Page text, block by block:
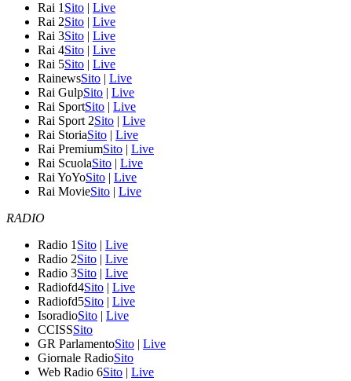
Rai 1 Sito | Live
Rai 2Sito | Live
Rai 3Sito | Live
Rai 4Sito | Live
Rai 5Sito | Live
RainewsSito | Live
Rai GulpSito | Live
Rai SportSito | Live
Rai Sport 2Sito | Live
Rai StoriaSito | Live
Rai PremiumSito | Live
Rai ScuolaSito | Live
Rai YoYoSito | Live
Rai MovieSito | Live
RADIO
Radio 1 Sito | Live
Radio 2Sito | Live
Radio 3Sito | Live
Radiofd4Sito | Live
Radiofd5Sito | Live
IsoradioSito | Live
CCISSSito
GR ParlamentoSito | Live
Giornale RadioSito
Web Radio 6Sito | Live